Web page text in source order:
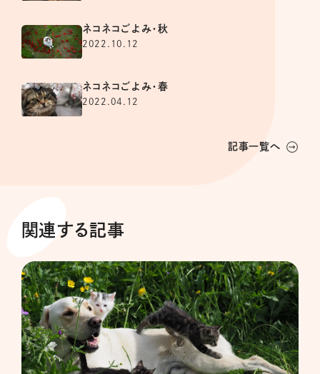
ネコネコごよみ・秋
2022.10.12
ネコネコごよみ・春
2022.04.12
記事一覧へ
関連する記事